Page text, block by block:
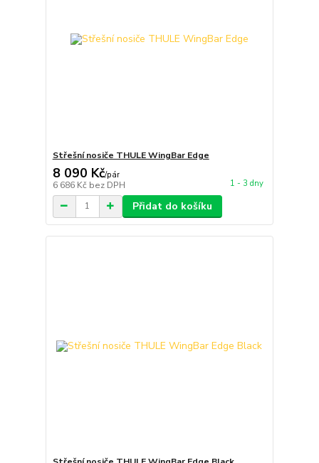
Střešní nosiče THULE WingBar Edge
8 090 Kč/pár
6 686 Kč bez DPH 1 - 3 dny
Přidat do košíku